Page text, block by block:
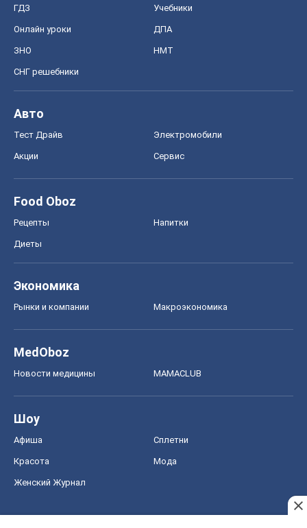
ГДЗ Учебники
Онлайн уроки ДПА
ЗНО НМТ
СНГ решебники
Авто
Тест Драйв Электромобили
Акции Сервис
Food Oboz
Рецепты Напитки
Диеты
Экономика
Рынки и компании Mакроэкономика
MedOboz
Новости медицины MAMACLUB
Шоу
Афиша Сплетни
Красота Мода
Женский Журнал